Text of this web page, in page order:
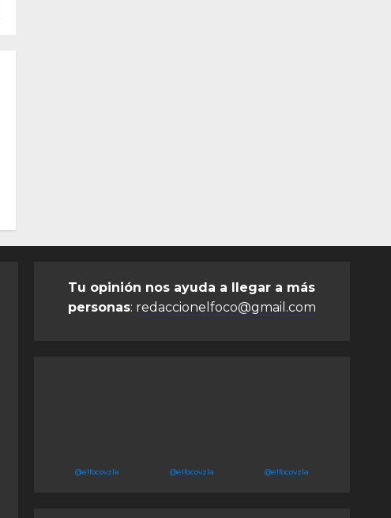
Tu opinión nos ayuda a llegar a más
personas: redaccionelfoco@gmail.com
@elfocovzla @elfocovzla @elfocovzla